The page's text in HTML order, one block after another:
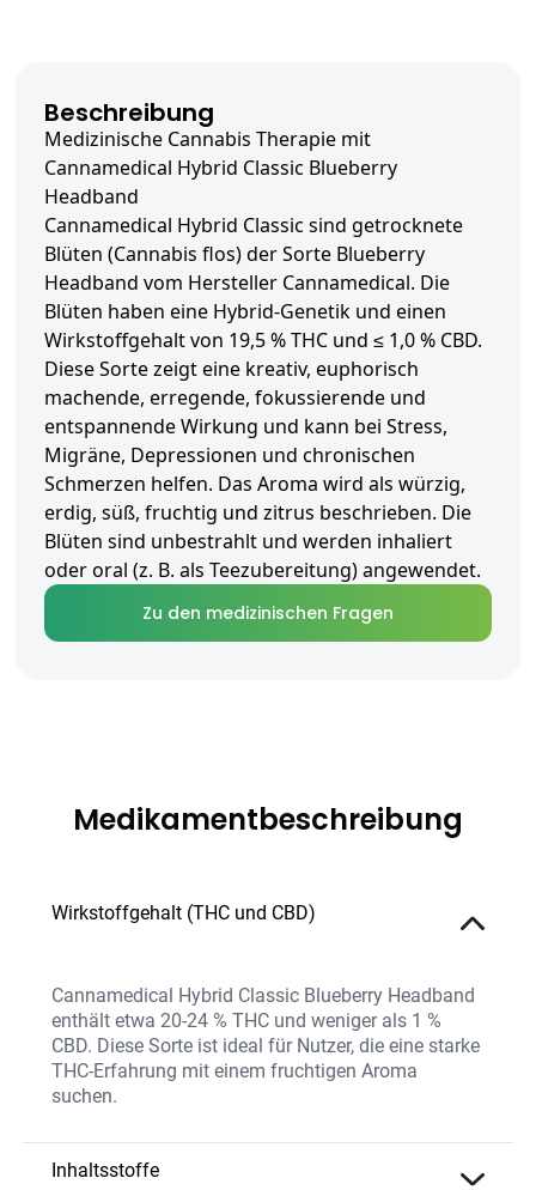
Beschreibung
Medizinische Cannabis Therapie mit
Cannamedical Hybrid Classic Blueberry
Headband
Cannamedical Hybrid Classic sind getrocknete
Blüten (Cannabis flos) der Sorte Blueberry
Headband vom Hersteller Cannamedical. Die
Blüten haben eine Hybrid-Genetik und einen
Wirkstoffgehalt von 19,5 % THC und ≤ 1,0 % CBD.
Diese Sorte zeigt eine kreativ, euphorisch
machende, erregende, fokussierende und
entspannende Wirkung und kann bei Stress,
Migräne, Depressionen und chronischen
Schmerzen helfen. Das Aroma wird als würzig,
erdig, süß, fruchtig und zitrus beschrieben. Die
Blüten sind unbestrahlt und werden inhaliert
oder oral (z. B. als Teezubereitung) angewendet.
Zu den medizinischen Fragen
Medikamentbeschreibung
Wirkstoffgehalt (THC und CBD)
Cannamedical Hybrid Classic Blueberry Headband
enthält etwa 20-24 % THC und weniger als 1 %
CBD. Diese Sorte ist ideal für Nutzer, die eine starke
THC-Erfahrung mit einem fruchtigen Aroma
suchen.
Inhaltsstoffe